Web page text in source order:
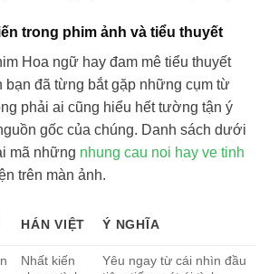
trong phim ảnh và tiểu thuyết
Hoa ngữ hay đam mê tiểu thuyết
bạn đã từng bắt gặp những cụm từ
phải ai cũng hiểu hết tường tận ý
gốc của chúng. Danh sách dưới
mã những nhung cau noi hay ve tinh
trên màn ảnh.
HÁN VIỆT Ý NGHĨA
Nhất kiến
Yêu ngay từ cái nhìn đầu